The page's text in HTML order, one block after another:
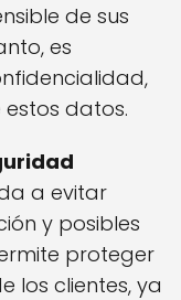
de sus
es
datos.
a evitar
y posibles
proteger
los clientes, ya